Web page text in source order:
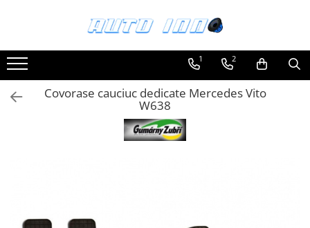
Montaj Sisteme Audio Auto
Accesorii interior
Covorase cauciuc auto dedicate
Tavite portbagaj auto
1 2
Covorase cauciuc dedicate Mercedes Vito
W638